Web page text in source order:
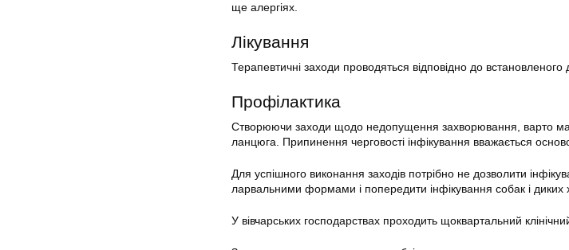
ще алергіях.
Лікування
Терапевтичні заходи проводяться відповідно до встановленого
Профілактика
Створюючи заходи щодо недопущення захворювання, варто
ланцюга. Припинення черговості інфікування вважається
Для успішного виконання заходів потрібно не дозволити
ларвальними формами і попередити інфікування собак і диких
У вівчарських господарствах проходить щоквартальний